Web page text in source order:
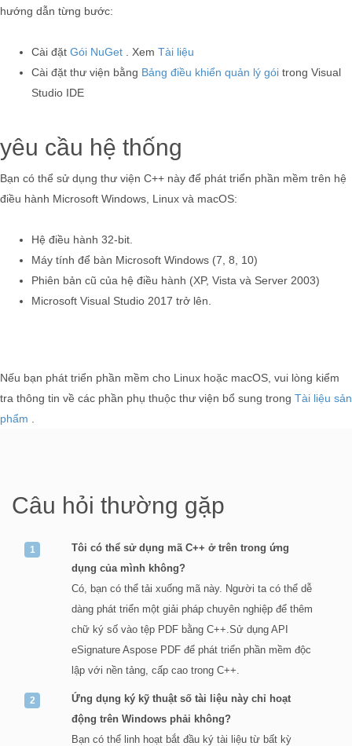
hướng dẫn từng bước:
Cài đặt Gói NuGet . Xem Tài liệu
Cài đặt thư viện bằng Bảng điều khiển quản lý gói trong Visual
Studio IDE
yêu cầu hệ thống
Bạn có thể sử dụng thư viện C++ này để phát triển phần mềm trên hệ
điều hành Microsoft Windows, Linux và macOS:
Hệ điều hành 32-bit.
Máy tính để bàn Microsoft Windows (7, 8, 10)
Phiên bản cũ của hệ điều hành (XP, Vista và Server 2003)
Microsoft Visual Studio 2017 trở lên.
Nếu bạn phát triển phần mềm cho Linux hoặc macOS, vui lòng kiểm
tra thông tin về các phần phụ thuộc thư viện bổ sung trong Tài liệu sản
phẩm
Câu hỏi thường gặp
Tôi có thể sử dụng mã C++ ở trên trong ứng
dụng của mình không?
Có, bạn có thể tải xuống mã này. Người ta có thể dễ
dàng phát triển một giải pháp chuyên nghiệp để thêm
chữ ký số vào tệp PDF bằng C++.Sử dụng API
eSignature Aspose PDF để phát triển phần mềm độc
lập với nền tảng, cấp cao trong C++.
Ứng dụng ký kỹ thuật số tài liệu này chỉ hoạt
động trên Windows phải không?
Bạn có thể linh hoạt bắt đầu ký tài liệu từ bất kỳ